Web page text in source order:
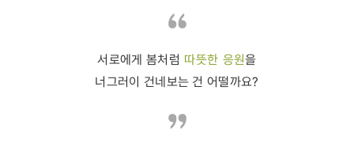
서로에게 봄처럼 따뜻한 응원을
너그러이 건네보는 건 어떨까요?